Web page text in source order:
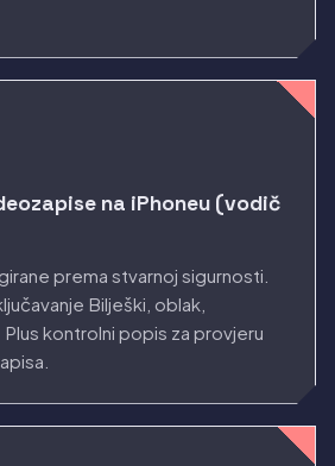
na iPhoneu (vodič
prema stvarnoj sigurnosti.
Bilješki, oblak,
kontrolni popis za provjeru